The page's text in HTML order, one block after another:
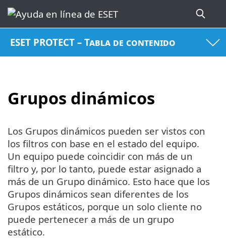
ESET PROTECT – Tabla de contenido
Grupos dinámicos
Los Grupos dinámicos pueden ser vistos con
los filtros con base en el estado del equipo.
Un equipo puede coincidir con más de un
filtro y, por lo tanto, puede estar asignado a
más de un Grupo dinámico. Esto hace que los
Grupos dinámicos sean diferentes de los
Grupos estáticos, porque un solo cliente no
puede pertenecer a más de un grupo
estático.